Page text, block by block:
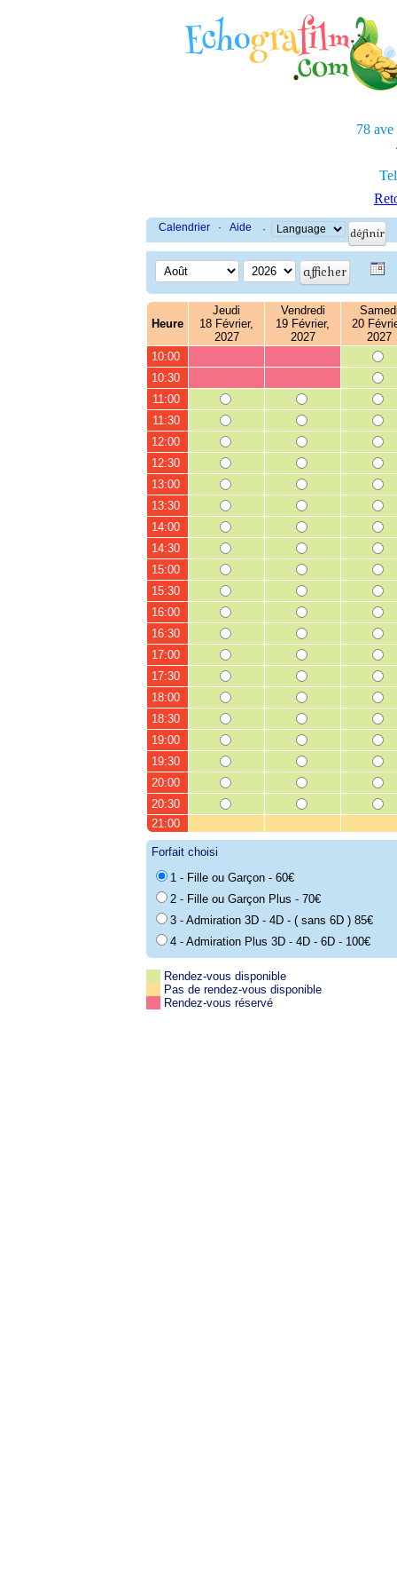
78 ave
Calendrier · Aide ·
Heure
Jeudi
18 Février,
2027
Vendredi
19 Février,
2027
20
2027
10:00
10:30
11:00
11:30
12:00
12:30
13:00
13:30
14:00
14:30
15:00
15:30
16:00
16:30
17:00
17:30
18:00
18:30
19:00
19:30
20:00
20:30
21:00
Forfait choisi
1 - Fille ou Garçon - 60€
2 - Fille ou Garçon Plus - 70€
3 - Admiration 3D - 4D - ( sans 6D ) 85€
4 - Admiration Plus 3D - 4D - 6D - 100€
Rendez-vous disponible
Pas de rendez-vous disponible
Rendez-vous réservé